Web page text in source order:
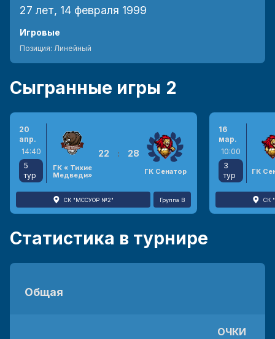
27 лет, 14 февраля 1999
Игровые
Позиция: Линейный
Сыгранные игры 2
20
апр.
14:40
5
тур
ГК « Тихие
Медведи»
22 : 28
ГК Сенатор
СК "МССУОР №2" Группа B
16
мар.
10:00
3
тур
ГК
СК
Статистика в турнире
Общая
ОЧКИ